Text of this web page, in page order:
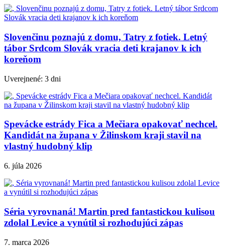
Slovenčinu poznajú z domu, Tatry z fotiek. Letný
tábor Srdcom Slovák vracia deti krajanov k ich
koreňom
Uverejnené: 3 dni
Spevácke estrády Fica a Mečiara opakovať nechcel.
Kandidát na župana v Žilinskom kraji stavil na
vlastný hudobný klip
6. júla 2026
Séria vyrovnaná! Martin pred fantastickou kulisou
zdolal Levice a vynútil si rozhodujúci zápas
7. marca 2026